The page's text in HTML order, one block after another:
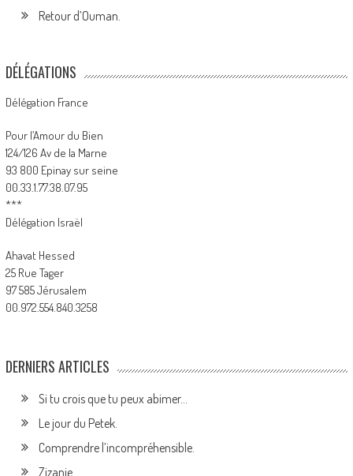
Retour d’Ouman.
DÉLÉGATIONS
Délégation France
Pour l’Amour du Bien
124/126 Av de la Marne
93 800 Epinay sur seine
00.33.1.77.38.07.95
***
Délégation Israël
Ahavat Hessed
25 Rue Tager
97 585 Jérusalem
00.972.554.840.3258
DERNIERS ARTICLES
Si tu crois que tu peux abimer…
Le jour du Petek.
Comprendre l’incompréhensible.
Zizanie.